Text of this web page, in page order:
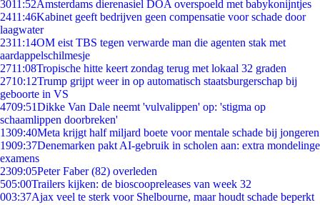
3011:52Amsterdams dierenasiel DOA overspoeld met babykonijntjes
2411:46Kabinet geeft bedrijven geen compensatie voor schade door
laagwater
2311:14OM eist TBS tegen verwarde man die agenten stak met
aardappelschilmesje
2711:08Tropische hitte keert zondag terug met lokaal 32 graden
2710:12Trump grijpt weer in op automatisch staatsburgerschap bij
geboorte in VS
4709:51Dikke Van Dale neemt 'vulvalippen' op: 'stigma op
schaamlippen doorbreken'
1309:40Meta krijgt half miljard boete voor mentale schade bij jongeren
1909:37Denemarken pakt AI-gebruik in scholen aan: extra mondelinge
examens
2309:05Peter Faber (82) overleden
505:00Trailers kijken: de bioscoopreleases van week 32
003:37Ajax veel te sterk voor Shelbourne, maar houdt schade beperkt